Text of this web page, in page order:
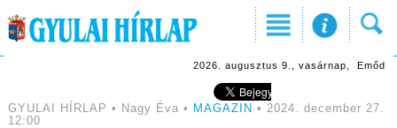
2026. augusztus 9., vasárnap, Emőd
GYULAI HÍRLAP • Nagy Éva • MAGAZIN • 2024. december 27.
12:00